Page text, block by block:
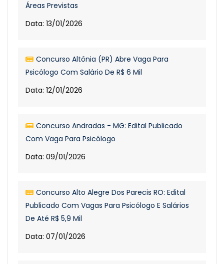
Áreas Previstas
Data: 13/01/2026
Concurso Altônia (PR) Abre Vaga Para
Psicólogo Com Salário De R$ 6 Mil
Data: 12/01/2026
Concurso Andradas - MG: Edital Publicado
Com Vaga Para Psicólogo
Data: 09/01/2026
Concurso Alto Alegre Dos Parecis RO: Edital
Publicado Com Vagas Para Psicólogo E Salários
De Até R$ 5,9 Mil
Data: 07/01/2026